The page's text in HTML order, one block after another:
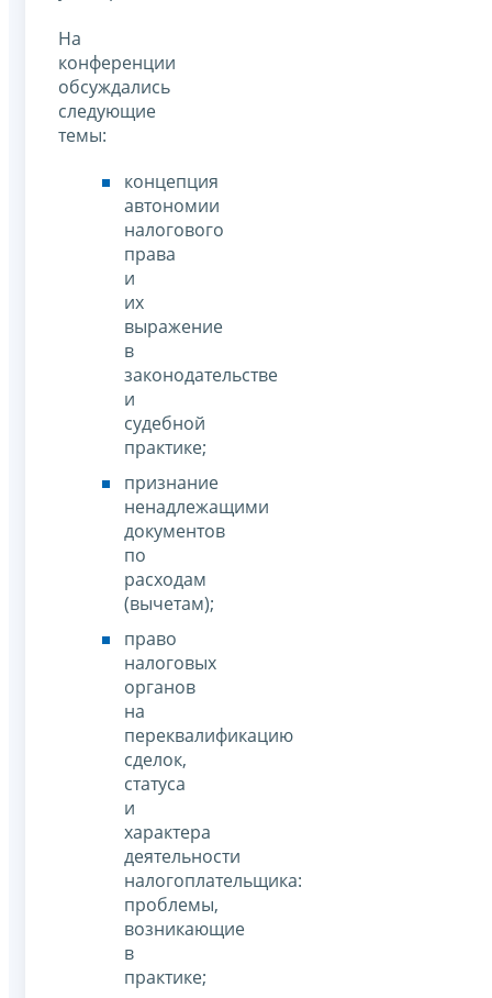
На
конференции
обсуждались
следующие
темы:
концепция
автономии
налогового
права
и
их
выражение
в
законодательстве
и
судебной
практике;
признание
ненадлежащими
документов
по
расходам
(вычетам);
право
налоговых
органов
на
переквалификацию
сделок,
статуса
и
характера
деятельности
налогоплательщика:
проблемы,
возникающие
в
практике;